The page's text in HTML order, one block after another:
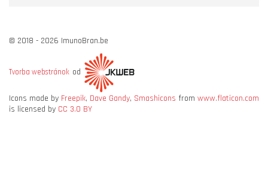
© 2018 - 2026 ImunoBran.be
Tvorba webstránok od
Icons made by Freepik, Dave Gandy, Smashicons from www.flaticon.com
is licensed by CC 3.0 BY